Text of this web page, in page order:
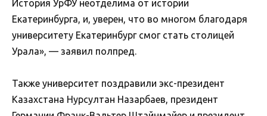
История УрФУ неотделима от истории
Екатеринбурга, и, уверен, что во многом благодаря
университету Екатеринбург смог стать столицей
Урала», — заявил полпред.
Также университет поздравили экс-президент
Казахстана Нурсултан Назарбаев, президент